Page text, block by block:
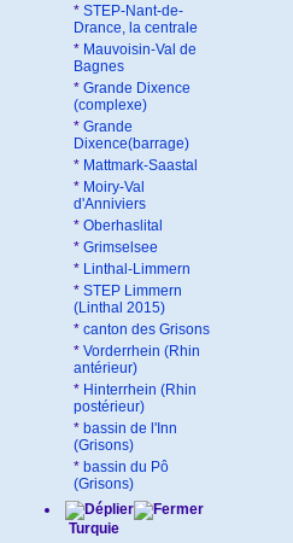
* STEP-Nant-de-
Drance, la centrale
* Mauvoisin-Val de
Bagnes
* Grande Dixence
(complexe)
* Grande
Dixence(barrage)
* Mattmark-Saastal
* Moiry-Val
d'Anniviers
* Oberhaslital
* Grimselsee
* Linthal-Limmern
* STEP Limmern
(Linthal 2015)
* canton des Grisons
* Vorderrhein (Rhin
antérieur)
* Hinterrhein (Rhin
postérieur)
* bassin de l'Inn
(Grisons)
* bassin du Pô
(Grisons)
Turquie